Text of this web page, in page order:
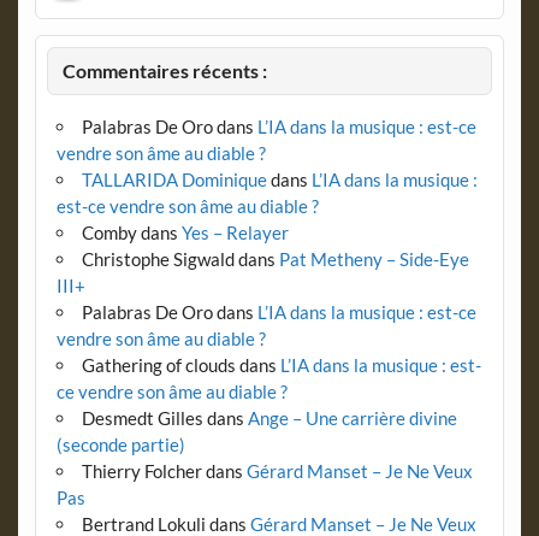
Commentaires récents :
Palabras De Orodans L’IA dans la musique : est-ce
vendre son âme au diable ?
TALLARIDA Dominiquedans L’IA dans la musique :
est-ce vendre son âme au diable ?
Combydans Yes – Relayer
Christophe Sigwalddans Pat Metheny – Side-Eye
III+
Palabras De Orodans L’IA dans la musique : est-ce
vendre son âme au diable ?
Gathering of clouds dans L’IA dans la musique : est-
ce vendre son âme au diable ?
Desmedt Gilles dans Ange – Une carrière divine
(seconde partie)
Thierry Folcherdans Gérard Manset – Je Ne Veux
Pas
Bertrand Lokuli dans Gérard Manset – Je Ne Veux